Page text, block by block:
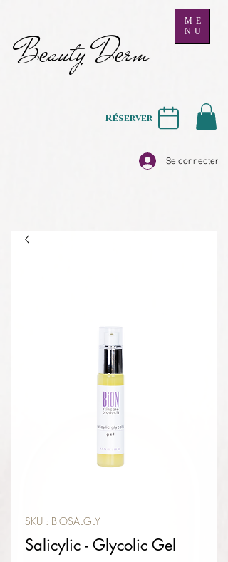
Beauty Derm
ME
NU
Se connecter
Réserver
SKU : BIOSALGLY
Salicylic - Glycolic Gel